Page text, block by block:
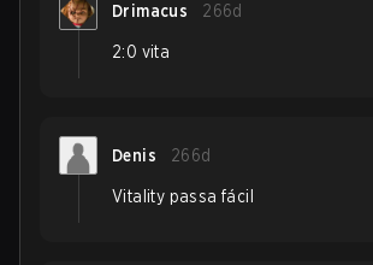
Drimacus 266d
2:0 vita
Denis 266d
Vitality passa fácil